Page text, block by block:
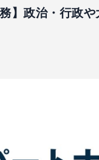
】政治・行政